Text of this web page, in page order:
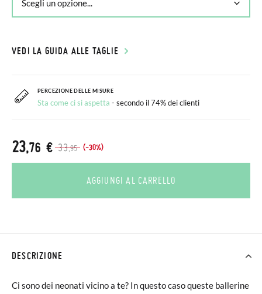
VEDI LA GUIDA ALLE TAGLIE
PERCEZIONE DELLE MISURE
Sta come ci si aspetta - secondo il 74% dei clienti
33,95 (-30%)
23,76 €
AGGIUNGI AL CARRELLO
DESCRIZIONE
Ci sono dei neonati vicino a te? In questo caso queste ballerine